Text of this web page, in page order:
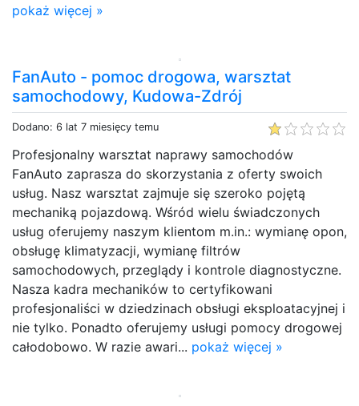
pokaż więcej »
FanAuto - pomoc drogowa, warsztat
samochodowy, Kudowa-Zdrój
Dodano: 6 lat 7 miesięcy temu
Profesjonalny warsztat naprawy samochodów
FanAuto zaprasza do skorzystania z oferty swoich
usług. Nasz warsztat zajmuje się szeroko pojętą
mechaniką pojazdową. Wśród wielu świadczonych
usług oferujemy naszym klientom m.in.: wymianę opon,
obsługę klimatyzacji, wymianę filtrów
samochodowych, przeglądy i kontrole diagnostyczne.
Nasza kadra mechaników to certyfikowani
profesjonaliści w dziedzinach obsługi eksploatacyjnej i
nie tylko. Ponadto oferujemy usługi pomocy drogowej
całodobowo. W razie awari... pokaż więcej »